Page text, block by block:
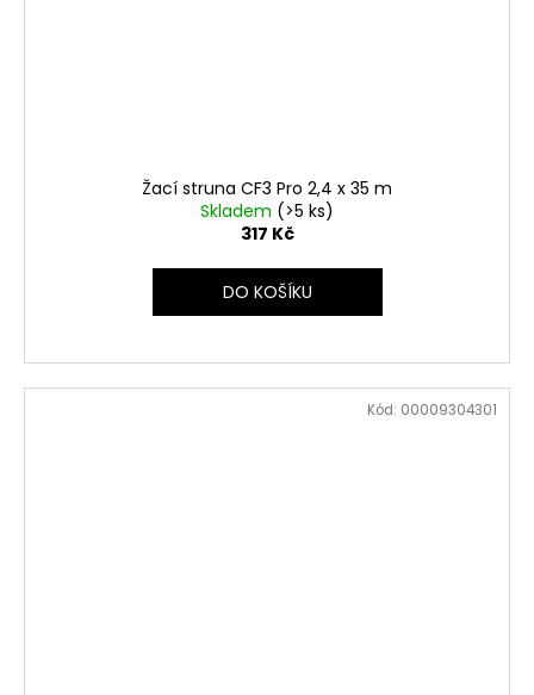
Žací struna CF3 Pro 2,4 x 35 m
Skladem (>5 ks)
317 Kč
DO KOŠÍKU
Kód: 00009304301